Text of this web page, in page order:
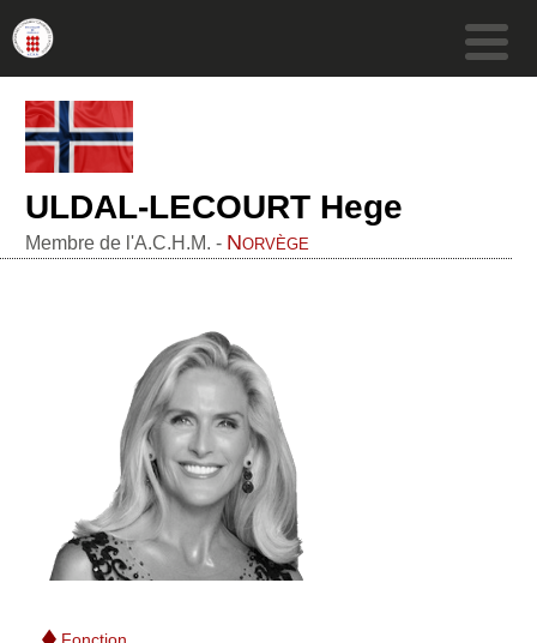
ULDAL-LECOURT Hege
Membre de l'A.C.H.M. - Norvège
Fonction